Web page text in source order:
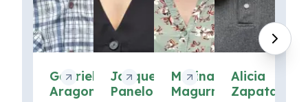
Gabriel
Aragona
Jacqueline
Panelo
Marina
Magurno
Alicia
Zapata